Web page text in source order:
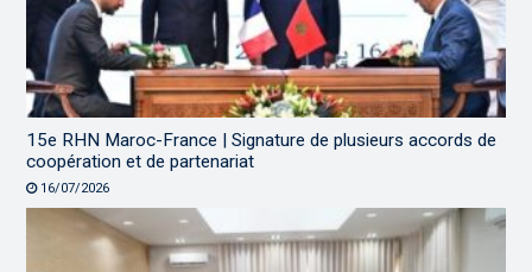
15e RHN Maroc-France | Signature de plusieurs accords de
coopération et de partenariat
16/07/2026